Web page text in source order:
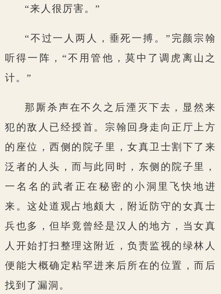
“来人很厉害。”
“不过一人两人，垂死一搏。”完颜宗翰
听得一阵，“不用管他，莫中了调虎离山之
计。”
那厮杀声在不久之后湮灭下去，显然来
犯的敌人已经授首。宗翰回身走向正厅上方
的座位，西侧的院子里，女真卫士割下了来
泛者的人头，而与此同时，东侧的院子里，
一名名的武者正在秘密的小洞里飞快地进
来。这处道观占地颇大，附近防守的女真士
兵也多，但毕竟曾经是汉人的地方，当女真
人开始打扫整理这附近，负责监视的绿林人
便能大概确定粘罕进来后所在的位置，而后
找到了漏洞。